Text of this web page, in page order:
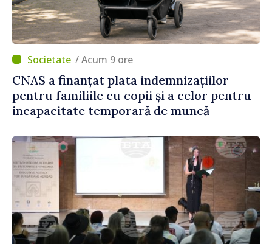
/ Acum 9 ore
CNAS a finanțat plata indemnizațiilor
pentru familiile cu copii și a celor pentru
incapacitate temporară de muncă